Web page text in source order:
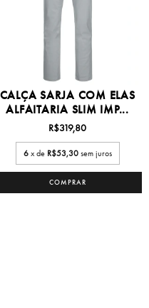
CALÇA SARJA COM ELAS
ALFAITARIA SLIM IMP...
R$319,80
6 x de R$53,30 sem juros
COMPRAR